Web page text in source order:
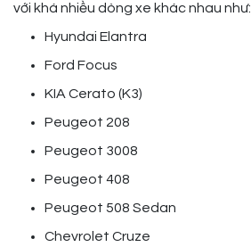
với khá nhiều dòng xe khác nhau như:
Hyundai Elantra
Ford Focus
KIA Cerato (K3)
Peugeot 208
Peugeot 3008
Peugeot 408
Peugeot 508 Sedan
Chevrolet Cruze